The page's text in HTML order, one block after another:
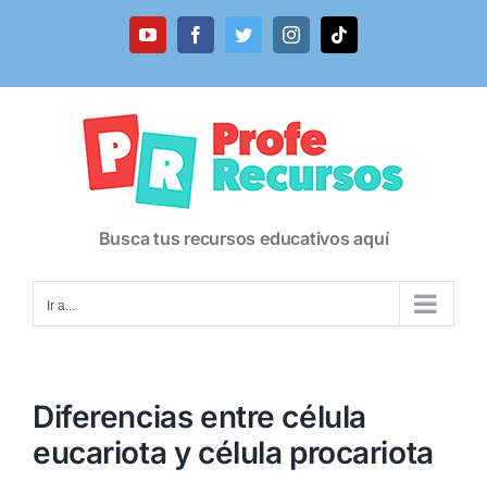
YouTubeFacebookTwitterInstagramTiktok
Busca tus recursos educativos aquí
Ir a...
Diferencias entre célula
eucariota y célula procariota